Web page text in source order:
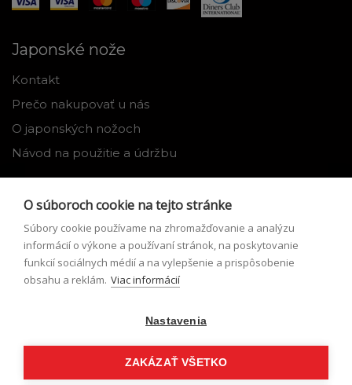
Japonské nože
Kontakt
Prečo nakupovať u nás
O japonských nožoch
Návod na použitie a údržbu
Môj profil
Zabudnuté heslo
Formulár pre odstúpenie od zmluvy
O súboroch cookie na tejto stránke
Súbory cookie používame na zhromažďovanie a analýzu
informácií o výkone a používaní stránok, na poskytovanie
funkcií sociálnych médií a na vylepšenie a prispôsobenie
obsahu a reklám. Viac informácií
Nastavenia
ZAKÁZAŤ VŠETKO